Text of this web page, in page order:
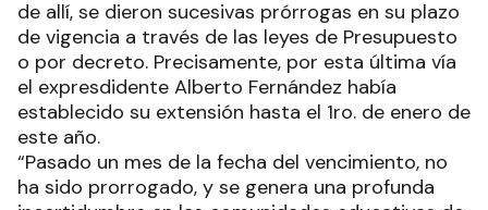
de allí, se dieron sucesivas prórrogas en su plazo
de vigencia a través de las leyes de Presupuesto
o por decreto. Precisamente, por esta última vía
el expresdidente Alberto Fernández había
establecido su extensión hasta el 1ro. de enero de
este año.
“Pasado un mes de la fecha del vencimiento, no
ha sido prorrogado, y se genera una profunda